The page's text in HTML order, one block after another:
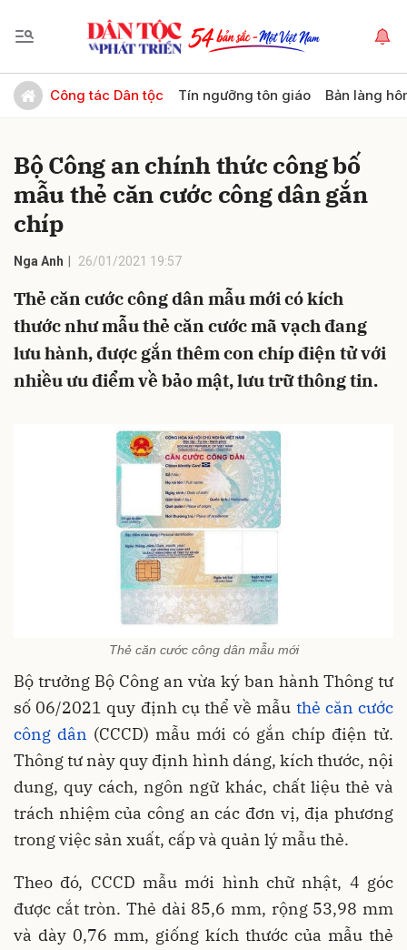
Công tác Dân tộc Tín ngưỡng tôn giáo Bản làng
Bộ Công an chính thức công bố
mẫu thẻ căn cước công dân gắn
chíp
Nga Anh 26/01/2021 19:57
Thẻ căn cước công dân mẫu mới có kích
thước như mẫu thẻ căn cước mã vạch đang
lưu hành, được gắn thêm con chíp điện tử với
nhiều ưu điểm về bảo mật, lưu trữ thông tin.
Thẻ căn cước công dân mẫu mới
Bộ trưởng Bộ Công an vừa ký ban hành Thông tư
số 06/2021 quy định cụ thể về mẫu thẻ căn cước
công dân (CCCD) mẫu mới có gắn chíp điện tử.
Thông tư này quy định hình dáng, kích thước, nội
dung, quy cách, ngôn ngữ khác, chất liệu thẻ và
trách nhiệm của công an các đơn vị, địa phương
trong việc sản xuất, cấp và quản lý mẫu thẻ.
Theo đó, CCCD mẫu mới hình chữ nhật, 4 góc
được cắt tròn. Thẻ dài 85,6 mm, rộng 53,98 mm
và dày 0,76 mm, giống kích thước của mẫu thẻ
Gửi bình luận